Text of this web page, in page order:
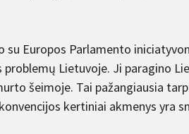
Europos Parlamento
Lietuvoje. Ji paragino
šeimoje. Tai pažangiausia
kertiniai akmenys yra